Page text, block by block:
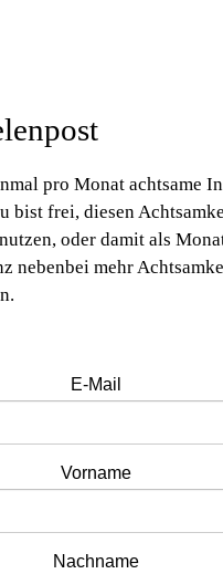
pro Monat achtsame
bist frei, diesen
oder damit als
nebenbei mehr
E-Mail
Vorname
Nachname